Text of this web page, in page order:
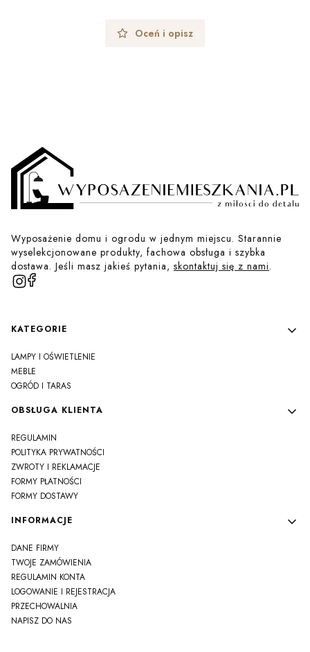
Oceń i opisz
Wyposażenie domu i ogrodu w jednym miejscu. Starannie
wyselekcjonowane produkty, fachowa obsługa i szybka
dostawa. Jeśli masz jakieś pytania, skontaktuj się z nami.
Linki w stopce
KATEGORIE
LAMPY I OŚWIETLENIE
MEBLE
OGRÓD I TARAS
OBSŁUGA KLIENTA
REGULAMIN
POLITYKA PRYWATNOŚCI
ZWROTY I REKLAMACJE
FORMY PŁATNOŚCI
FORMY DOSTAWY
INFORMACJE
DANE FIRMY
TWOJE ZAMÓWIENIA
REGULAMIN KONTA
LOGOWANIE I REJESTRACJA
PRZECHOWALNIA
NAPISZ DO NAS